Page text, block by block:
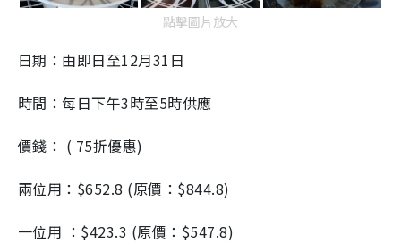
點擊圖片放大
日期：由即日至12月31日
時間：每日下午3時至5時供應
價錢： ( 75折優惠)
兩位用：$652.8 (原價：$844.8)
一位用 ：$423.3 (原價：$547.8)